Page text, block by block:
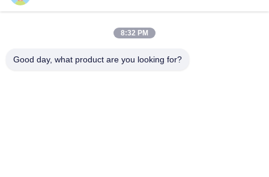
DuPontTM XP 77IP IG UF Hochstrom-UF-Modul für IP-
8:32 PM
Good day, what product are you looking for?